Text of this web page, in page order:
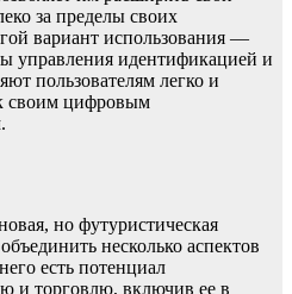
за пределы своих
вариант использования —
управления идентификацией и
пользователям легко и
своим цифровым
но футуристическая
несколько аспектов
есть потенциал
и торговлю, включив ее в